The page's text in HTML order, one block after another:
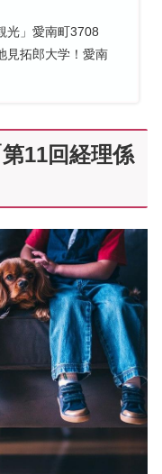
光」愛南町3708
見拓郎大学！愛南
11回経理係